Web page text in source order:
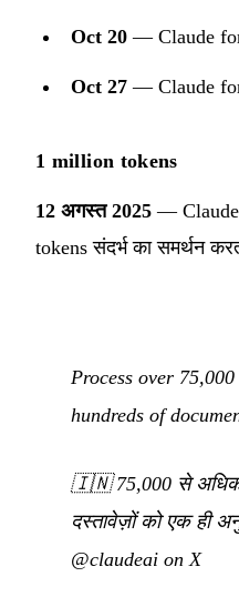
Oct 20 — Claude
Oct 27 — Claude
1 million tokens
12 अगस्त 2025 —
tokens संदर्भ का समर्थन
Process over
hundreds of
🇮🇳75,000 से
दस्तावेज़ों को एक ही
@claudeai on X